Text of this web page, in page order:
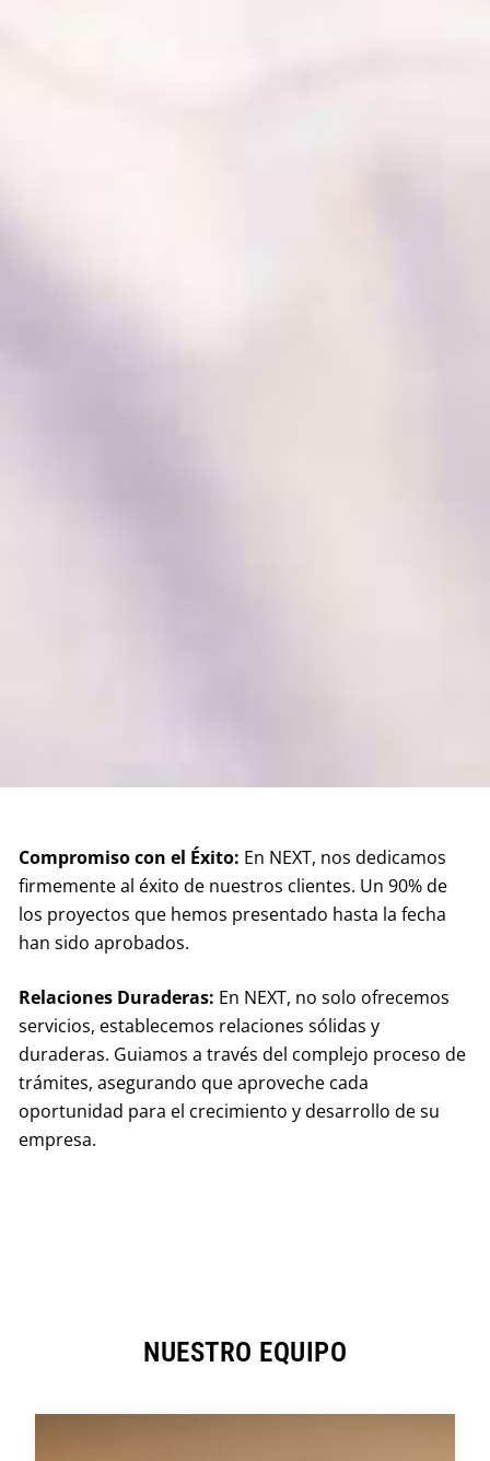
Compromiso con el Éxito: En NEXT, nos dedicamos
firmemente al éxito de nuestros clientes. Un 90% de
los proyectos que hemos presentado hasta la fecha
han sido aprobados.
Relaciones Duraderas: En NEXT, no solo ofrecemos
servicios, establecemos relaciones sólidas y
duraderas. Guiamos a través del complejo proceso de
trámites, asegurando que aproveche cada
oportunidad para el crecimiento y desarrollo de su
empresa.
NUESTRO EQUIPO